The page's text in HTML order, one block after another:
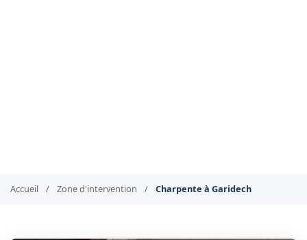
Accueil / Zone d'intervention / Charpente à Garidech